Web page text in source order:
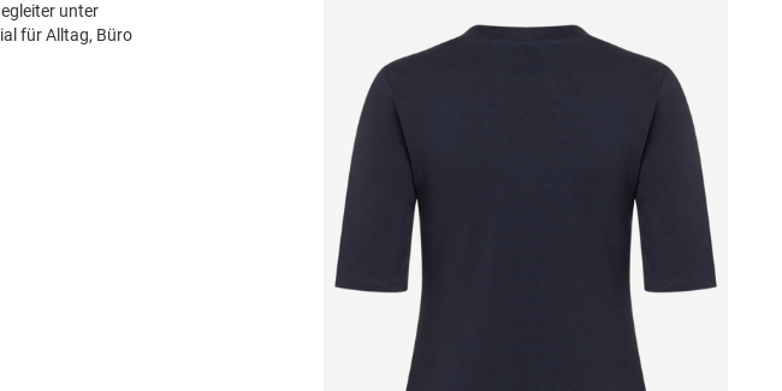
unter
für Alltag, Büro